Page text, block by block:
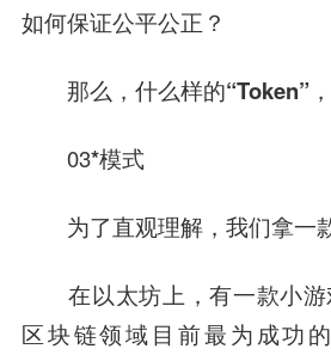
如何保证公平公正？
那么，什么样的“Token”
03*模式
为了直观理解，我们拿一款
在以太坊上，有一款小游
区块链领域目前最为成功